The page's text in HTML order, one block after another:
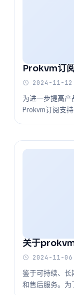
Prokvm订
2024-11-
为进一步提高
Prokvm订阅支
关于
2024-11-
鉴于可持续、
和售后服务。